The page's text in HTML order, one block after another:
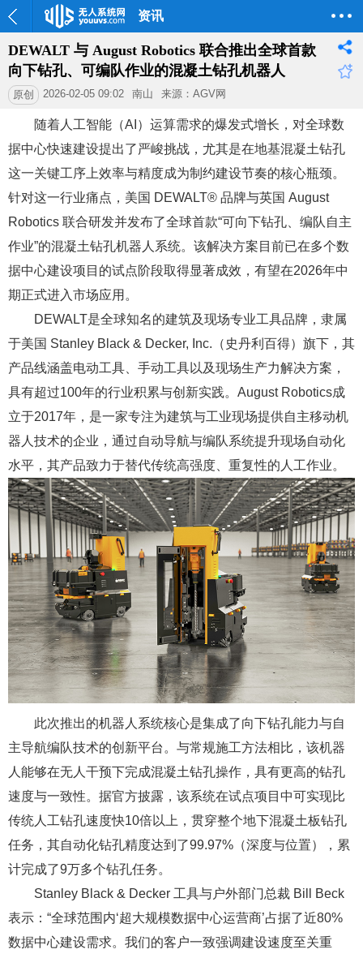
资讯
DEWALT 与 August Robotics 联合推出全球首款
向下钻孔、可编队作业的混凝土钻孔机器人
原创 2026-02-05 09:02 南山 来源：AGV网
随着人工智能（AI）运算需求的爆发式增长，对全球数
据中心快速建设提出了严峻挑战，尤其是在地基混凝土钻孔
这一关键工序上效率与精度成为制约建设节奏的核心瓶颈。
针对这一行业痛点，美国 DEWALT® 品牌与英国 August
Robotics 联合研发并发布了全球首款“可向下钻孔、编队自主
作业”的混凝土钻孔机器人系统。该解决方案目前已在多个数
据中心建设项目的试点阶段取得显著成效，有望在2026年中
期正式进入市场应用。
DEWALT是全球知名的建筑及现场专业工具品牌，隶属
于美国 Stanley Black & Decker, Inc.（史丹利百得）旗下，其
产品线涵盖电动工具、手动工具以及现场生产力解决方案，
具有超过100年的行业积累与创新实践。August Robotics成
立于2017年，是一家专注为建筑与工业现场提供自主移动机
器人技术的企业，通过自动导航与编队系统提升现场自动化
水平，其产品致力于替代传统高强度、重复性的人工作业。
此次推出的机器人系统核心是集成了向下钻孔能力与自
主导航编队技术的创新平台。与常规施工方法相比，该机器
人能够在无人干预下完成混凝土钻孔操作，具有更高的钻孔
速度与一致性。据官方披露，该系统在试点项目中可实现比
传统人工钻孔速度快10倍以上，贯穿整个地下混凝土板钻孔
任务，其自动化钻孔精度达到了99.97%（深度与位置），累
计完成了9万多个钻孔任务。
Stanley Black & Decker 工具与户外部门总裁 Bill Beck
表示：“全球范围内‘超大规模数据中心运营商’占据了近80%
数据中心建设需求。我们的客户一致强调建设速度至关重